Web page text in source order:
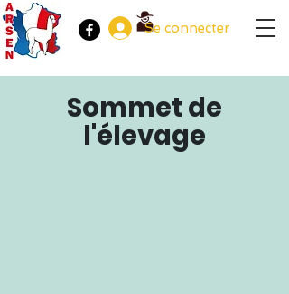
Se connecter
Sommet de
l'élevage